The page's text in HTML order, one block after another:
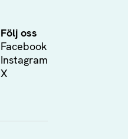
Följ oss
Facebook
Instagram
X